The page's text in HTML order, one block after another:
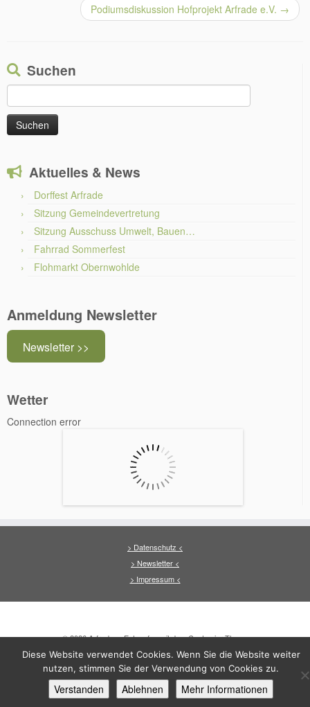
Podiumsdiskussion Hofprojekt Arfrade e.V. →
Suchen
nach:
Aktuelles & News
Dorffest Arfrade
Sitzung Gemeindevertretung
Sitzung Ausschuss Umwelt, Bauen…
Fahrrad Sommerfest
Flohmarkt Obernwohlde
Anmeldung Newsletter
Newsletter >>
Wetter
Connection error
> Datenschutz <
> Newsletter <
> Impressum <
·© 2026Arfrade··Entworfen mit demCustomizr-Theme·
Diese Website verwendet Cookies. Wenn Sie die Website weiter
nutzen, stimmen Sie der Verwendung von Cookies zu.
Verstanden Ablehnen Mehr Informationen